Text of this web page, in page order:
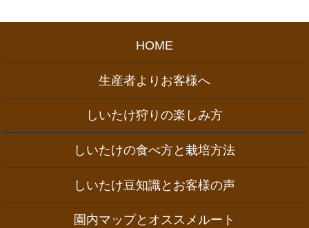
HOME
生産者よりお客様へ
しいたけ狩りの楽しみ方
しいたけの食べ方と栽培方法
しいたけ豆知識とお客様の声
園内マップとオススメルート